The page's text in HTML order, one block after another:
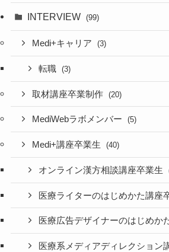
INTERVIEW (99)
Medi+キャリア (3)
転職 (3)
取材講座卒業制作 (20)
MediWebラボメンバー (5)
Medi+講座卒業生 (40)
オンライン漢方相談講座卒業生
医療ライターのはじめかた講座
医療広告デザイナーのはじめか
医療系メディアディレクション